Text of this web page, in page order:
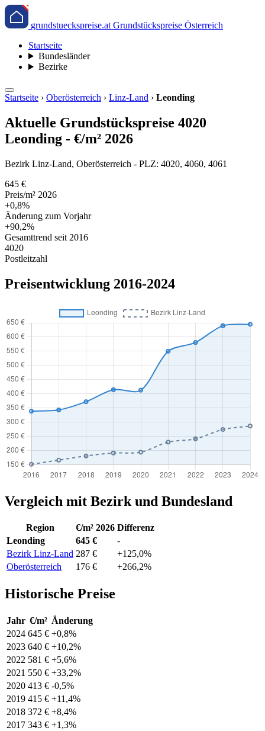
grundstueckspreise.at Grundstückspreise Österreich
Startseite
Bundesländer
Bezirke
Startseite › Oberösterreich › Linz-Land › Leonding
Aktuelle Grundstückspreise 4020
Leonding - €/m² 2026
Bezirk Linz-Land, Oberösterreich - PLZ: 4020, 4060, 4061
645 €
Preis/m² 2026
+0,8%
Änderung zum Vorjahr
+90,2%
Gesamttrend seit 2016
4020
Postleitzahl
Preisentwicklung 2016-2024
Vergleich mit Bezirk und Bundesland
Region €/m² 2026 Differenz
Leonding
645 €
-
Bezirk Linz-Land 287 €
+125,0%
Oberösterreich
176 € +266,2%
Historische Preise
Jahr €/m² Änderung
2024 645 € +0,8%
2023 640 € +10,2%
2022 581 € +5,6%
2021 550 € +33,2%
2020 413 € -0,5%
2019 415 € +11,4%
2018 372 € +8,4%
2017 343 € +1,3%